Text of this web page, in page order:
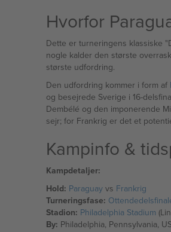
Hvorfor
Dette er turneringens klassiske
nogle kalder den største
største udfordring.
Den udfordring kommer i form af
og besejrede Sverige i 16-
Dembélé og den imponerende
sejr; for Frankrig er det et
Kampinfo &
Kampdetaljer:
Hold: Paraguayvs Frankrig
Turneringsfase:
Stadion: Philadelphia Stadium
By: Philadelphia, Pennsylvania,